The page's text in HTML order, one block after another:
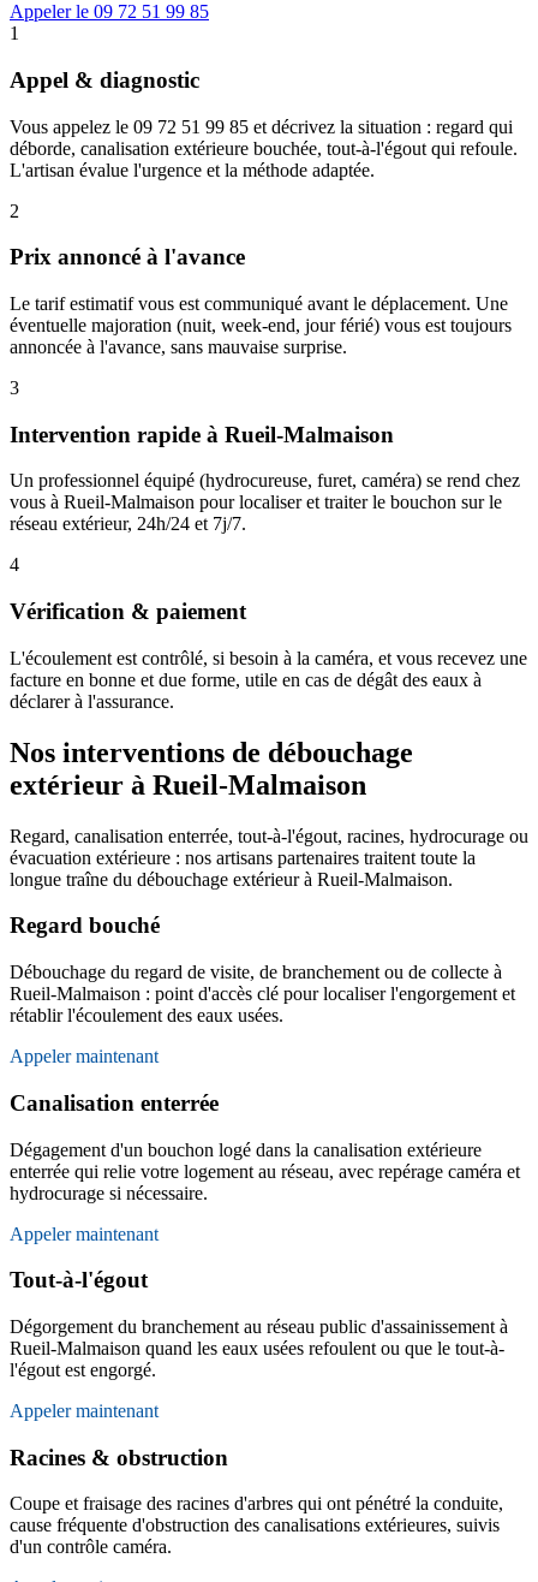
Appeler le 09 72 51 99 85
1
Appel & diagnostic
Vous appelez le 09 72 51 99 85 et décrivez la situation : regard qui
déborde, canalisation extérieure bouchée, tout-à-l'égout qui refoule.
L'artisan évalue l'urgence et la méthode adaptée.
2
Prix annoncé à l'avance
Le tarif estimatif vous est communiqué avant le déplacement. Une
éventuelle majoration (nuit, week-end, jour férié) vous est toujours
annoncée à l'avance, sans mauvaise surprise.
3
Intervention rapide à Rueil-Malmaison
Un professionnel équipé (hydrocureuse, furet, caméra) se rend chez
vous à Rueil-Malmaison pour localiser et traiter le bouchon sur le
réseau extérieur, 24h/24 et 7j/7.
4
Vérification & paiement
L'écoulement est contrôlé, si besoin à la caméra, et vous recevez une
facture en bonne et due forme, utile en cas de dégât des eaux à
déclarer à l'assurance.
Nos interventions de débouchage
extérieur à Rueil-Malmaison
Regard, canalisation enterrée, tout-à-l'égout, racines, hydrocurage ou
évacuation extérieure : nos artisans partenaires traitent toute la
longue traîne du débouchage extérieur à Rueil-Malmaison.
Regard bouché
Débouchage du regard de visite, de branchement ou de collecte à
Rueil-Malmaison : point d'accès clé pour localiser l'engorgement et
rétablir l'écoulement des eaux usées.
Appeler maintenant
Canalisation enterrée
Dégagement d'un bouchon logé dans la canalisation extérieure
enterrée qui relie votre logement au réseau, avec repérage caméra et
hydrocurage si nécessaire.
Appeler maintenant
Tout-à-l'égout
Dégorgement du branchement au réseau public d'assainissement à
Rueil-Malmaison quand les eaux usées refoulent ou que le tout-à-
l'égout est engorgé.
Appeler maintenant
Racines & obstruction
Coupe et fraisage des racines d'arbres qui ont pénétré la conduite,
cause fréquente d'obstruction des canalisations extérieures, suivis
d'un contrôle caméra.